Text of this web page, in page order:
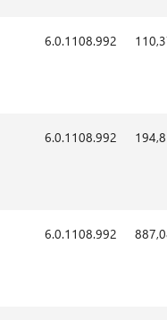
6.0.1108.992
6.0.1108.992
6.0.1108.992